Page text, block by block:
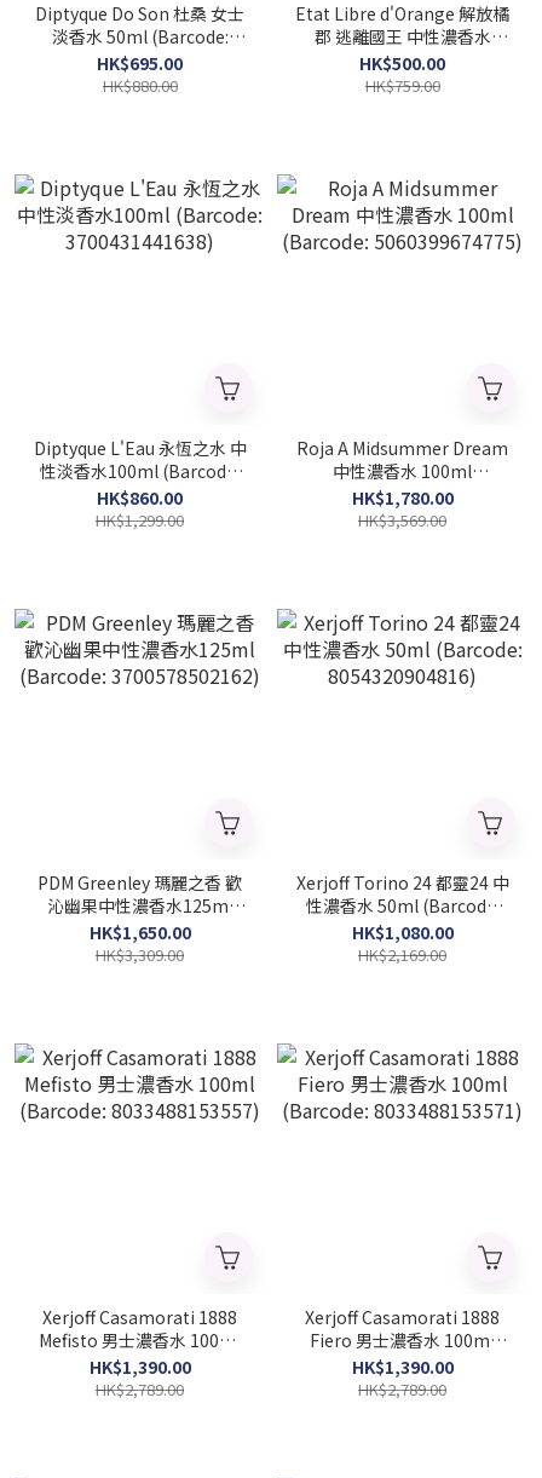
Diptyque Do Son 杜桑 女士
淡香水 50ml (Barcode:
3700431425638)
HK$695.00
HK$880.00
Etat Libre d'Orange 解放橘
郡 逃離國王 中性濃香水
100ml (Barcode:
3760168591990)
HK$500.00
HK$759.00
Diptyque L'Eau 永恆之水 中
性淡香水100ml (Barcode:
3700431441638)
HK$860.00
HK$1,299.00
Roja A Midsummer Dream
中性濃香水 100ml
(Barcode: 5060399674775)
HK$1,780.00
HK$3,569.00
PDM Greenley 瑪麗之香 歡
沁幽果中性濃香水125ml
(Barcode: 3700578502162)
HK$1,650.00
HK$3,309.00
Xerjoff Torino 24 都靈24 中
性濃香水 50ml (Barcode:
8054320904816)
HK$1,080.00
HK$2,169.00
Xerjoff Casamorati 1888
Mefisto 男士濃香水 100ml
(Barcode: 8033488153557)
HK$1,390.00
HK$2,789.00
Xerjoff Casamorati 1888
Fiero 男士濃香水 100ml
(Barcode: 8033488153571)
HK$1,390.00
HK$2,789.00